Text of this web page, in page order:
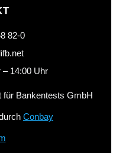
82-0
– 14:00 Uhr
Bankentests GmbH
Conbay